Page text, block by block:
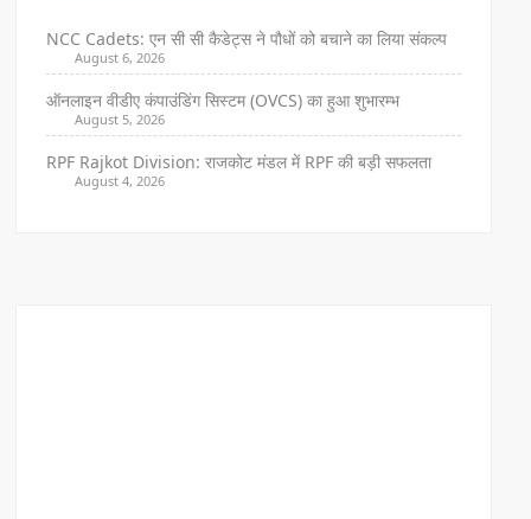
NCC Cadets: एन सी सी कैडेट्स ने पौधों को बचाने का लिया संकल्प
August 6, 2026
ऑनलाइन वीडीए कंपाउंडिंग सिस्टम (OVCS) का हुआ शुभारम्भ
August 5, 2026
RPF Rajkot Division: राजकोट मंडल में RPF की बड़ी सफलता
August 4, 2026